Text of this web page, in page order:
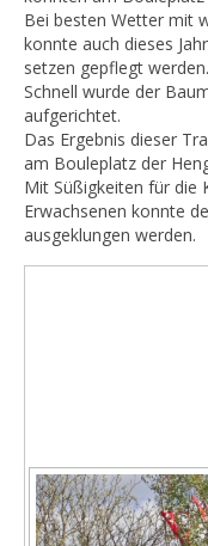
Bei besten Wetter mit
konnte auch dieses
setzen gepflegt werden.
Schnell wurde der
aufgerichtet.
Das Ergebnis dieser
am Bouleplatz der
Mit Süßigkeiten für die
Erwachsenen konnte
ausgeklungen werden.